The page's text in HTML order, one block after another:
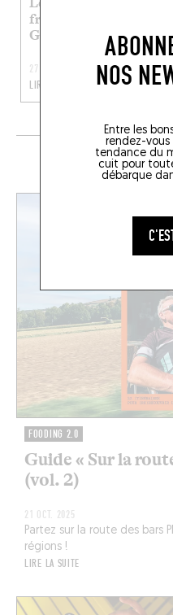
NOS
Entre les
rendez-
tendance du
cuit pour
débarque
friendly préf’ de
Guigui Pop
27 JUIL. 2026
LIRE LA SUITE
EN CE
FOODING 2.0
Guide « Sur la
(vol. 2)
21 OCT. 2025
Partez sur la route des bars
régions !
LIRE LA SUITE